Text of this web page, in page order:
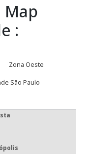
Map
:
Zona Oeste
São Paulo